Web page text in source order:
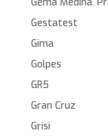
Gestatest
Gima
Golpes
GR5
Gran Cruz
Grisi